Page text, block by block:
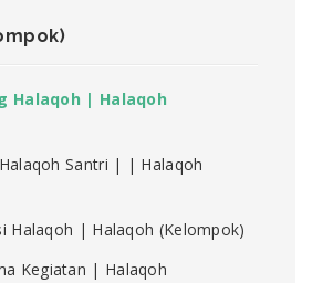
Halaqoh | Halaqoh
Santri | | Halaqoh
Halaqoh | Halaqoh (Kelompok)
Kegiatan | Halaqoh